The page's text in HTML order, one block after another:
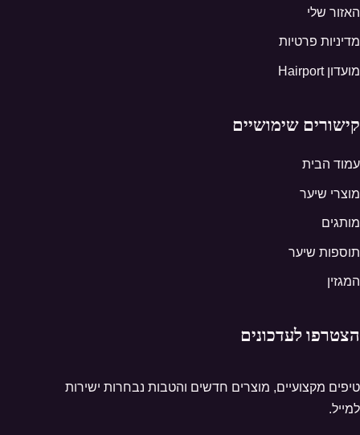
האזור שלי
מדיניות פרטיות
מועדון Hairport
קישורים שימושיים
עמוד הבית
מוצרי שיער
מותגים
תוספות שיער
המגזין
הצטרפו לעדכונים
טיפים מקצועיים, מוצרים חדשים והטבות נבחרות ישירות
למייל.